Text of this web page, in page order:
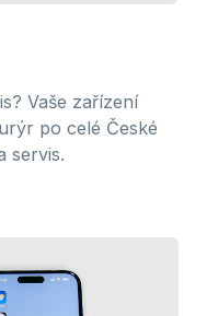
Vaše zařízení
po celé České
servis.